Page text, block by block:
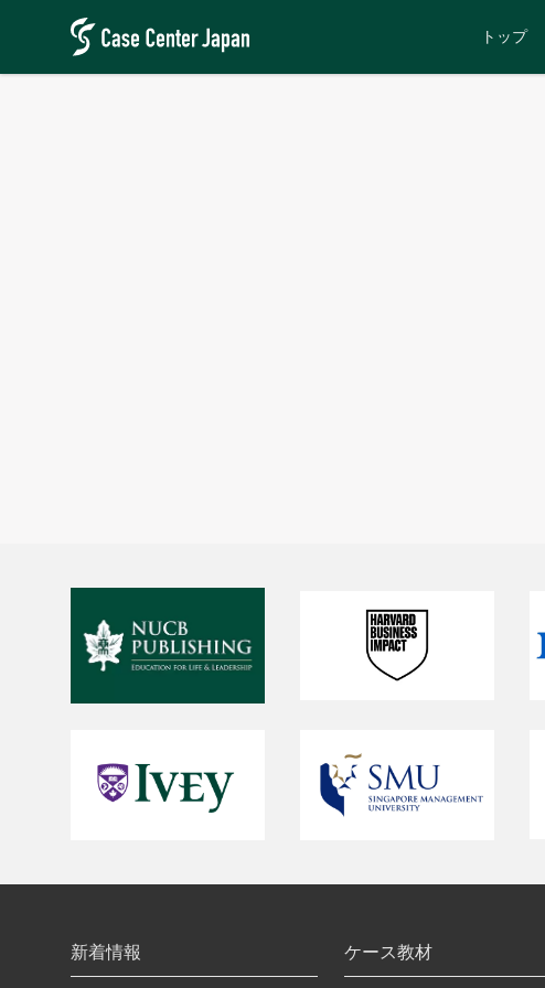
トップ
新着情報 ケース教材